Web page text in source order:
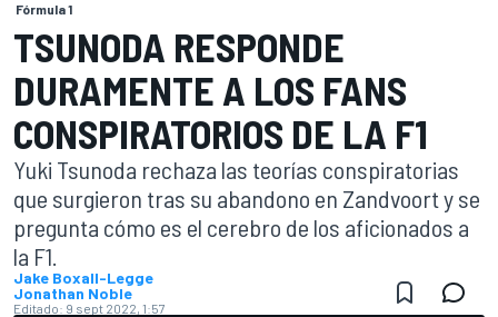
Fórmula 1
TSUNODA RESPONDE
DURAMENTE A LOS FANS
CONSPIRATORIOS DE LA F1
Yuki Tsunoda rechaza las teorías conspiratorias
que surgieron tras su abandono en Zandvoort y se
pregunta cómo es el cerebro de los aficionados a
la F1.
Jake Boxall-Legge
Jonathan Noble
Editado: 9 sept 2022, 1:57